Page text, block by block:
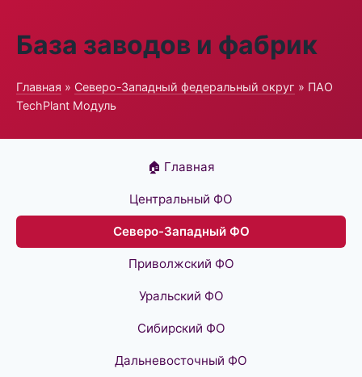
База заводов и фабрик
Главная » Северо-Западный федеральный округ » ПАО
TechPlant Модуль
🏠 Главная
Центральный ФО
Северо-Западный ФО
Приволжский ФО
Уральский ФО
Сибирский ФО
Дальневосточный ФО